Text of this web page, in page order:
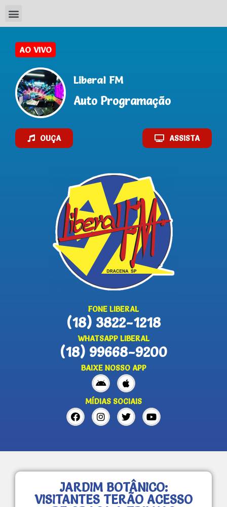
AO VIVO
Liberal FM
Auto Programação
OUÇA ASSISTA
FONE LIBERAL
(18) 3822-1218
WHATSAPP LIBERAL
(18) 99668-9200
BAIXE NOSSO APP
MÍDIAS SOCIAIS
JARDIM BOTÂNICO:
VISITANTES TERÃO ACESSO